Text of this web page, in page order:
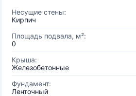
Несущие стены:
Кирпич
Площадь подвала, м²:
0
Крыша:
Железобетонные
Фундамент:
Ленточный